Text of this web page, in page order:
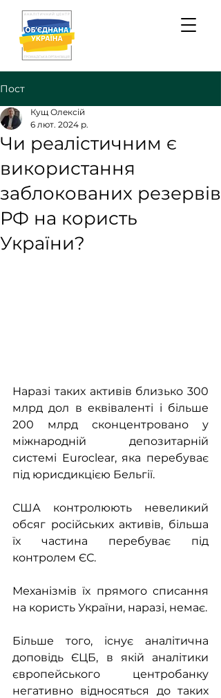
Пост
Чи реалістичним є
використання
заблокованих резервів
РФ на користь
України?
Кущ Олексій
6 лют. 2024 р.
Наразі таких активів близько 300
млрд дол в еквіваленті і більше
200 млрд сконцентровано у
міжнародній депозитарній
системі Euroclear, яка перебуває
під юрисдикцією Бельгії.
США контролюють невеликий
обсяг російських активів, більша
їх частина перебуває під
контролем ЄС.
Механізмів їх прямого списання
на користь України, наразі, немає.
Більше того, існує аналітична
доповідь ЄЦБ, в якій аналітики
європейського центробанку
негативно відносяться до таких